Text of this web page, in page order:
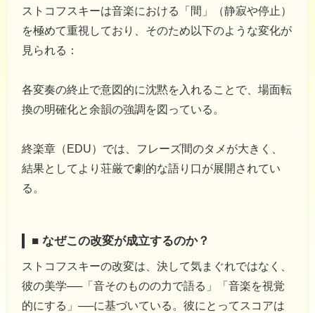
ストコフスキーは音楽における「間」（静寂や停止）
を極めて重視しており、そのため以下のような変化が
見られる：
各変奏の終止で意図的に沈黙を入れることで、場面転
換の明確化と余韻の強調を図っている。
終楽章（EDU）では、フレーズ間のタメが大きく、
結果としてより荘厳で劇的な語り口が展開されてい
る。
■ なぜこの改変が成立するのか？
ストコフスキーの改変は、決して気まぐれではなく、
彼の美学──「音そのものの力で語る」「音楽を視覚
的にする」──に基づいている。彼にとってスコアは